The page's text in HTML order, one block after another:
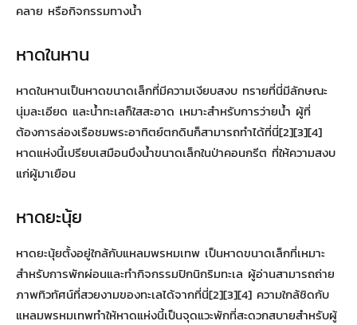
คลาย หรือกิจกรรมทางน้ำ
หาดในหาน
หาดในหานเป็นหาดขนาดเล็กที่มีความเงียบสงบ ทรายที่นี่มีลักษณะ
นุ่มละเอียด และน้ำทะเลก็ใสสะอาด เหมาะสำหรับการว่ายน้ำ ผู้ที่
ต้องการล่องเรือชมพระอาทิตย์ตกดินก็สามารถทำได้ที่นี่[2][3][4]
หาดแห่งนี้เปรียบเสมือนบึงน้ำขนาดเล็กในป่าคอนกรีต ที่ให้ความสงบ
แก่ผู้มาเยือน
หาดยะนุ้ย
หาดยะนุ้ยตั้งอยู่ใกล้กับแหลมพรหมเทพ เป็นหาดขนาดเล็กที่เหมาะ
สำหรับการพักผ่อนและทำกิจกรรมปิกนิกริมทะเล ผู้อ่านสามารถถ่าย
ภาพทิวทัศน์ที่สวยงามของทะเลได้จากที่นี่[2][3][4] ความใกล้ชิดกับ
แหลมพรหมเทพทำให้หาดแห่งนี้เป็นจุดแวะพักที่สะดวกสบายสำหรับผู้